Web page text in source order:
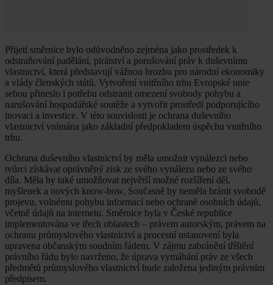
Přijetí směrnice bylo odůvodněno zejména jako prostředek k
odstraňování padělání, pirátství a porušování práv k duševnímu
vlastnictví, která představují vážnou hrozbu pro národní ekonomiky
a vlády členských států. Vytvoření vnitřního trhu Evropské unie
sebou přineslo i potřebu odstranit omezení svobody pohybu a
narušování hospodářské soutěže a vytvořit prostředí podporujícího
inovaci a investice. V této souvislosti je ochrana duševního
vlastnictví vnímána jako základní předpokladem úspěchu vnitřního
trhu.
Ochrana duševního vlastnictví by měla umožnit vynálezci nebo
tvůrci získávat oprávněný zisk ze svého vynálezu nebo ze svého
díla. Měla by také umožňovat největší možné rozšíření děl,
myšlenek a nových know-how. Současně by neměla bránit svobodě
projevu, volnému pohybu informací nebo ochraně osobních údajů,
včetně údajů na internetu. Směrnice byla v České republice
implementována ve třech oblastech – právem autorským, právem na
ochranu průmyslového vlastnictví a procesní ustanovení byla
upravena občanským soudním řádem. V zájmu zabránění tříštění
právního řádu bylo navrženo, že úprava vymáhání práv ze všech
předmětů průmyslového vlastnictví bude založena jediným právním
předpisem.